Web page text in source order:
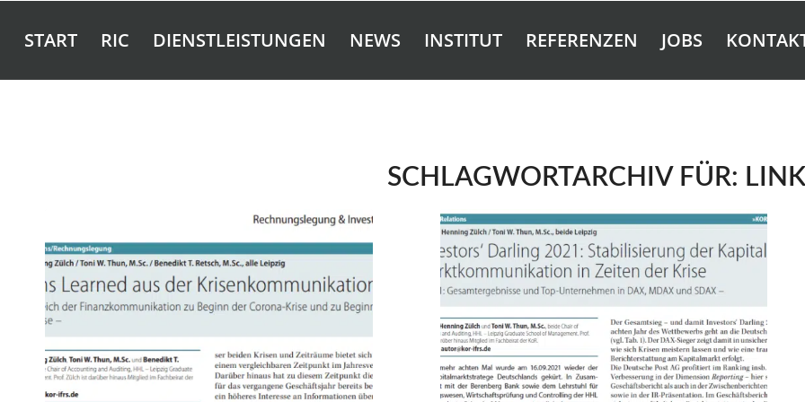
START RIC DIENSTLEISTUNGEN NEWS INSTITUT REFERENZEN JOBS
SCHLAGWORTARCHIV FÜR: